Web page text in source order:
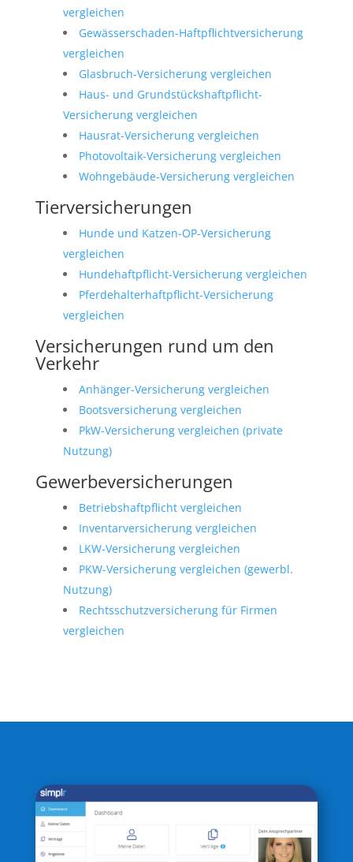
vergleichen
Gewässerschaden-Haftpflichtversicherung
vergleichen
Glasbruch-Versicherung vergleichen
Haus- und Grundstückshaftpflicht-
Versicherung vergleichen
Hausrat-Versicherung vergleichen
Photovoltaik-Versicherung vergleichen
Wohngebäude-Versicherung vergleichen
Tierversicherungen
Hunde und Katzen-OP-Versicherung
vergleichen
Hundehaftpflicht-Versicherung vergleichen
Pferdehalterhaftpflicht-Versicherung
vergleichen
Versicherungen rund um den
Verkehr
Anhänger-Versicherung vergleichen
Bootsversicherung vergleichen
PkW-Versicherung vergleichen (private
Nutzung)
Gewerbeversicherungen
Betriebshaftpflicht vergleichen
Inventarversicherung vergleichen
LKW-Versicherung vergleichen
PKW-Versicherung vergleichen (gewerbl.
Nutzung)
Rechtsschutzversicherung für Firmen
vergleichen